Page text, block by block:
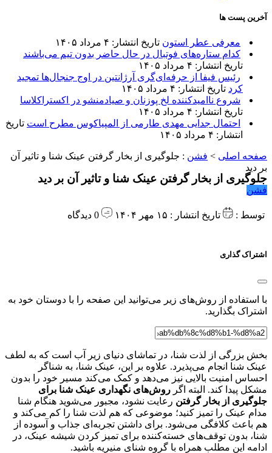
آخرین پست ها
معرفی عطر استون تاریخ انتشار: ۴ مرداد ۱۴۰۵
کدام ستاره‌های فوتبال در حال حاضر بدون تیم می‌باشند
تاریخ انتشار: ۴ مرداد ۱۴۰۵
رئیس فیفا از حرفه‌ای‌گری آرژانتین در اوج جنجال‌ها تمجید
کرد تاریخ انتشار: ۴ مرداد ۱۴۰۵
شروع ناامیدکننده لخ پوزنان و صیادمنشو در اکستراکلاسا
تاریخ انتشار: ۴ مرداد ۱۴۰۵
احتمال جدایی مهدی طارمی از المپیاکوس مطرح است تاریخ
انتشار: ۴ مرداد ۱۴۰۵
صفحه اصلی > فشن : جلوگیری از بخار گرفتن عینک شنا و تاثیر آن
بر دید
جلوگیری از بخار گرفتن عینک شنا و تاثیر آن بر دید
فشن
توسط : تاریخ انتشار : ۱۵ مهر ۱۴۰۴
اشتراک گذاری
با استفاده از روش‌های زیر می‌توانید این صفحه را با دوستان خود به
اشتراک بگذارید.
بخش بزرگی از لذت شنا، در تماشای دنیای زیر آب است که به لطف
عینک شنا انجام می‌پذیرد. علاوه بر این، عینک شنا، به شناگر
احساس امنیت بالایی نیز می‌دهد و کمک می‌کند مسیر خود را بدون
مشکل پیدا کند. البته اگر روش‌های نگهداری عینک شنا برای
جلوگیری از بخار گرفتن رعایت نشود، مجبور می‌شوید هنگام شنا
مدام عینک را تمیز کنید؛ موضوعی که هم لذت شنا را کم می‌کند و
هم باعث کلافگی می‌شود. برای داشتن تجربه‌ای جذاب و آسوده از
شنا، بدون توقف‌های خسته‌کننده برای تمیز کردن شیشه عینک، در
ادامه این مطلب همراه با گروه شنای منیریه باشید.